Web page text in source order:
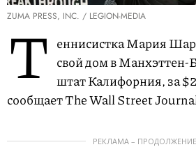
ZUMA PRESS, INC. / LEGION-MEDIA
Т еннисистка Мария
свой дом в
штат Калифорния, за
сообщает The Wall Street
РЕКЛАМА –